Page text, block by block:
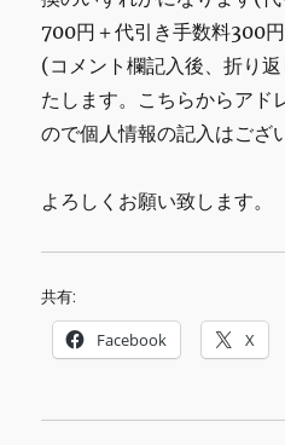
700円＋代引き手数料300
(コメント欄記入後、折り
たします。こちらからアド
ので個人情報の記入はござ
よろしくお願い致します。
共有:
Facebook X